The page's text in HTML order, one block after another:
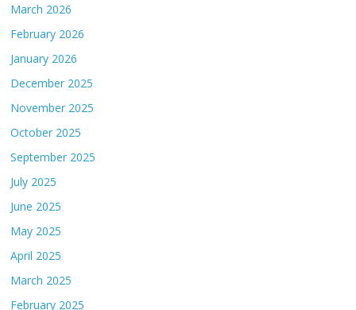
March 2026
February 2026
January 2026
December 2025
November 2025
October 2025
September 2025
July 2025
June 2025
May 2025
April 2025
March 2025
February 2025